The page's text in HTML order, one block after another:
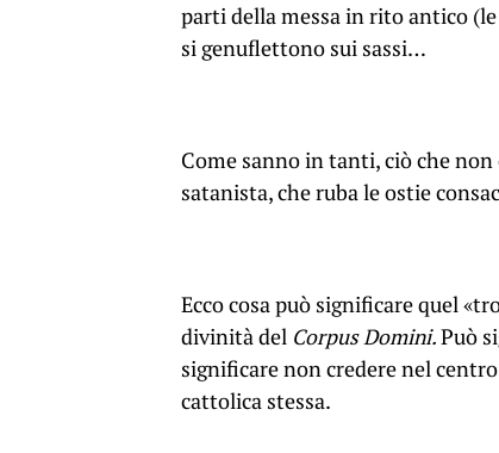
parti della messa in rito antico
si genuflettono sui sassi…
Come sanno in tanti, ciò che
satanista, che ruba le ostie
Ecco cosa può significare quel
divinità del Corpus Domini.Può
significare non credere nel
cattolica stessa.